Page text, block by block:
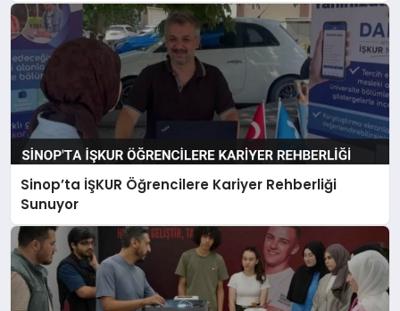
Sinop’ta İŞKUR Öğrencilere Kariyer Rehberliği
Sunuyor